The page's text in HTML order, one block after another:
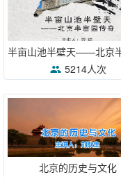
5214人次
北京的历史与文化